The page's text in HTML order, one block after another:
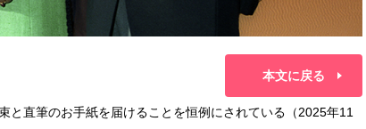
本文に戻る
と直筆のお手紙を届けることを恒例にされている（2025年11